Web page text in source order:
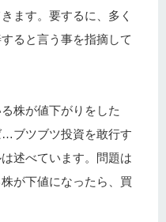
ます。要するに、多く
ると言う事を指摘して
株が値下がりをした
ブツブツ投資を敢行す
述べています。問題は
が下値になったら、買